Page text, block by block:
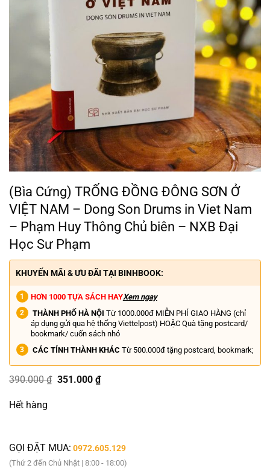
(Bìa Cứng) TRỐNG ĐỒNG ĐÔNG SƠN Ở
VIỆT NAM – Dong Son Drums in Viet Nam
– Phạm Huy Thông Chủ biên – NXB Đại
Học Sư Phạm
KHUYẾN MÃI & ƯU ĐÃI TẠI BINHBOOK:
HƠN 1000 TỰA SÁCH HAYXem ngay
THÀNH PHỐ HÀ NỘI Từ 1000.000đ MIỄN PHÍ GIAO HÀNG (chỉ
áp dụng gửi qua hệ thống Viettelpost) HOẶC Quà tặng postcard/
bookmark/ cuốn sách nhỏ
CÁC TỈNH THÀNH KHÁC Từ 500.000đ tặng postcard, bookmark;
390.000₫ Giá
351.000 ₫Giá
Hết hàng
GỌI ĐẶT MUA: 0972.605.129
(Thứ 2 đến Chủ Nhật | 8:00 - 18:00)